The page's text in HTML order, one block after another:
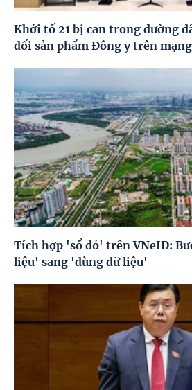
Khởi tố 21 bị can trong đường
dối sản phẩm Đông y trên
Tích hợp 'sổ đỏ' trên VNeID:
liệu' sang 'dùng dữ liệu'